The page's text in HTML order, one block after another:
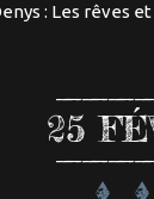
: Les rêves
25